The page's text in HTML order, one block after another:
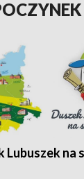
Lubuszek na